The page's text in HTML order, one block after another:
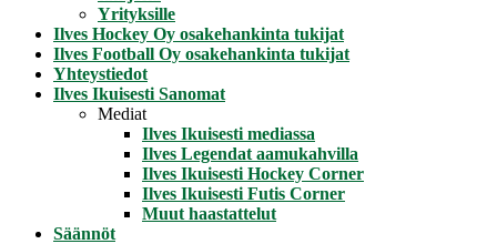
Yrityksille
Ilves Hockey Oy osakehankinta tukijat
Ilves Football Oy osakehankinta tukijat
Yhteystiedot
Ilves Ikuisesti Sanomat
Mediat
Ilves Ikuisesti mediassa
Ilves Legendat aamukahvilla
Ilves Ikuisesti Hockey Corner
Ilves Ikuisesti Futis Corner
Muut haastattelut
Säännöt